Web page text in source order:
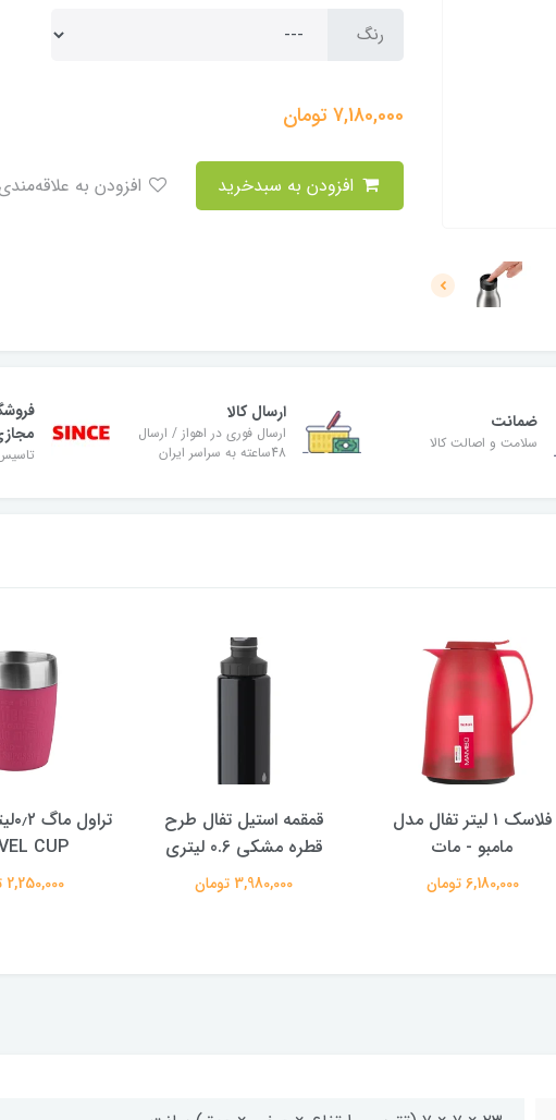
رنگ
7,180,000تومان
ضمانت
سلامت و اصالت کالا
ارسال کالا
ارسال فوری در اهواز / ارسال
48ساعته به سراسر ایران
تاسیس
فلاسک ۱ لیتر تفال مدل
مامبو - مات
6,180,000 تومان
قمقمه استیل تفال طرح
قطره مشکی 0.6 لیتری
3,980,000 تومان
CUP
2,250,000 تومان